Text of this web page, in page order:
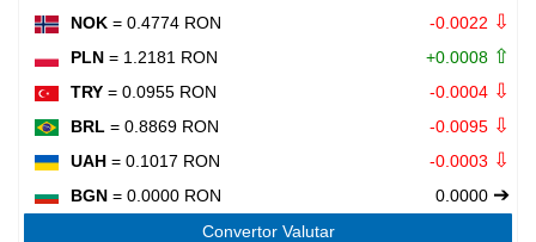
NOK = 0.4774 RON -0.0022 ⇩
PLN = 1.2181 RON +0.0008 ⇧
TRY = 0.0955 RON -0.0004 ⇩
BRL = 0.8869 RON -0.0095 ⇩
UAH = 0.1017 RON -0.0003 ⇩
BGN = 0.0000 RON 0.0000 ➔
Convertor Valutar